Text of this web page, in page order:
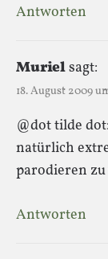
Antworten
Murielsagt:
18. August 2009
@dot tilde
natürlich
parodieren
Antworten